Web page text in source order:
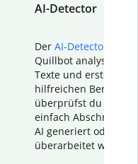
AI-Detector
Der AI-Detector
Quillbot analysiert
Texte und erstellt
hilfreichen Bericht.
überprüfst du
einfach Abschnitte,
AI generiert oder
überarbeitet wurden.